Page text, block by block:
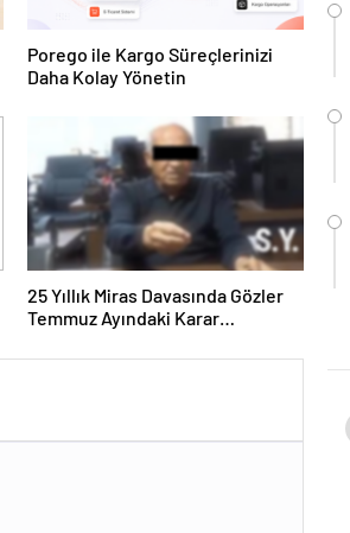
Porego ile Kargo Süreçlerinizi
Daha Kolay Yönetin
25 Yıllık Miras Davasında Gözler
Temmuz Ayındaki Karar